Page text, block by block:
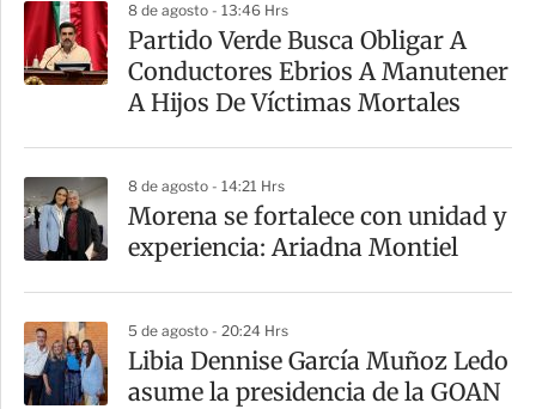
r
8 de agosto - 13:46 Hrs
Partido Verde Busca Obligar A
Conductores Ebrios A Manutener
A Hijos De Víctimas Mortales
8 de agosto - 14:21 Hrs
Morena se fortalece con unidad y
experiencia: Ariadna Montiel
5 de agosto - 20:24 Hrs
Libia Dennise García Muñoz Ledo
asume la presidencia de la GOAN